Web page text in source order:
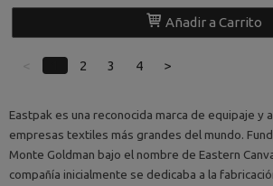
Añadir a Carrito
2 3 4 >
Eastpak es una reconocida marca de equipaje y
empresas textiles más grandes del mundo.
Monte Goldman bajo el nombre de Eastern
compañía inicialmente se dedicaba a la